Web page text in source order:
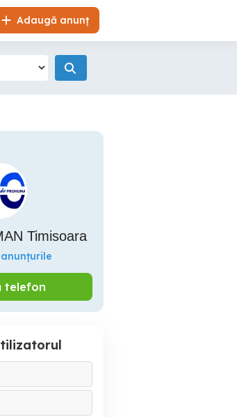
Adaugă anunț
Timisoara
telefon